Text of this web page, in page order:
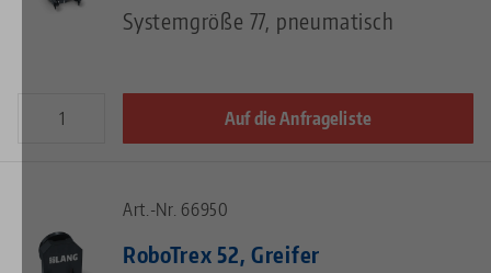
Systemgröße 77, pneumatisch
Auf die Anfrageliste
Art.-Nr. 66950
RoboTrex 52, Greifer